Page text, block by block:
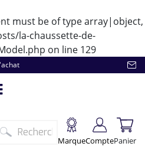
must be of type array|object,
la-chaussette-de-
on line 129
MarqueComptePanier